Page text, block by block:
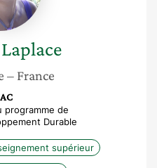
Laplace
– France
programme de
Durable
supérieur